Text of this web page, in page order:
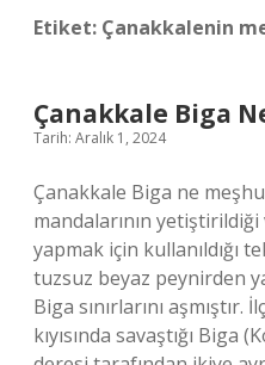
Etiket: Çanakkalenin
Çanakkale Biga
Tarih: Aralık 1, 2024
Çanakkale Biga ne
mandalarının
yapmak için kullanıldığı
tuzsuz beyaz peynirden
Biga sınırlarını aşmıştır.
kıyısında savaştığı Biga